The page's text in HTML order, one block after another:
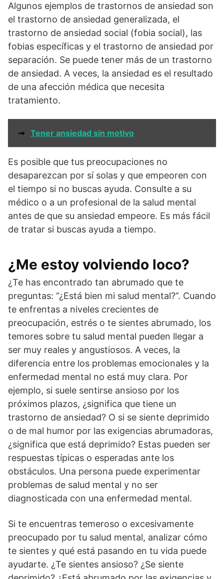
Algunos ejemplos de trastornos de ansiedad son
el trastorno de ansiedad generalizada, el
trastorno de ansiedad social (fobia social), las
fobias específicas y el trastorno de ansiedad por
separación. Se puede tener más de un trastorno
de ansiedad. A veces, la ansiedad es el resultado
de una afección médica que necesita
tratamiento.
➞ Tener ansiedad sin motivo
Es posible que tus preocupaciones no
desaparezcan por sí solas y que empeoren con
el tiempo si no buscas ayuda. Consulte a su
médico o a un profesional de la salud mental
antes de que su ansiedad empeore. Es más fácil
de tratar si buscas ayuda a tiempo.
¿Me estoy volviendo loco?
¿Te has encontrado tan abrumado que te
preguntas: “¿Está bien mi salud mental?”. Cuando
te enfrentas a niveles crecientes de
preocupación, estrés o te sientes abrumado, los
temores sobre tu salud mental pueden llegar a
ser muy reales y angustiosos. A veces, la
diferencia entre los problemas emocionales y la
enfermedad mental no está muy clara. Por
ejemplo, si suele sentirse ansioso por los
próximos plazos, ¿significa que tiene un
trastorno de ansiedad? O si se siente deprimido
o de mal humor por las exigencias abrumadoras,
¿significa que está deprimido? Estas pueden ser
respuestas típicas o esperadas ante los
obstáculos. Una persona puede experimentar
problemas de salud mental y no ser
diagnosticada con una enfermedad mental.
Si te encuentras temeroso o excesivamente
preocupado por tu salud mental, analizar cómo
te sientes y qué está pasando en tu vida puede
ayudarte. ¿Te sientes ansioso? ¿Se siente